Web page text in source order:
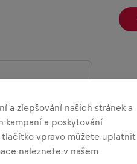
a zlepšování našich stránek a
kampaní a poskytování
tlačítko vpravo můžete uplatnit
naleznete v našem